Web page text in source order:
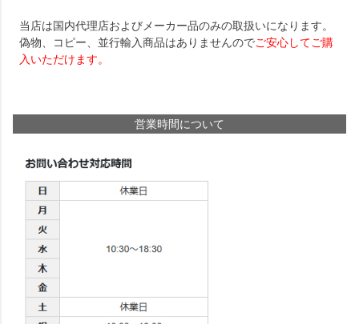
当店は国内代理店およびメーカー品のみの取扱いになります。
偽物、コピー、並行輸入商品はありませんのでご安心してご購
入いただけます。
営業時間について